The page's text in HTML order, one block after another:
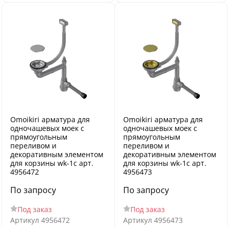
Omoikiri арматура для
одночашевых моек с
прямоугольным
переливом и
декоративным элементом
для корзины wk-1c арт.
4956472
По запросу
Под заказ
Артикул 4956472
Omoikiri арматура для
одночашевых моек с
прямоугольным
переливом и
декоративным элементом
для корзины wk-1c арт.
4956473
По запросу
Под заказ
Артикул 4956473